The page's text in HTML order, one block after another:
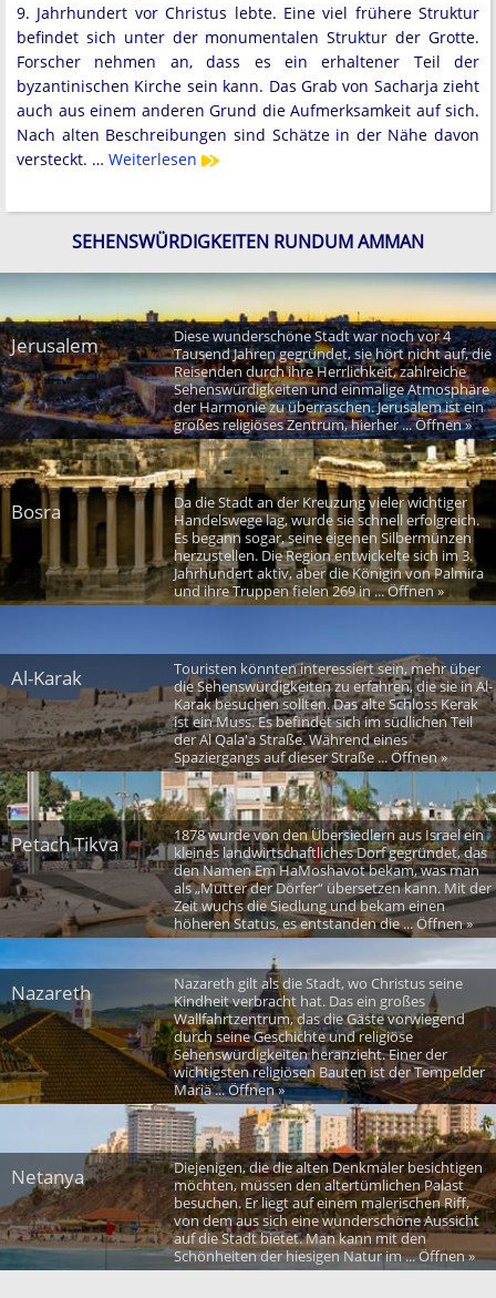
9. Jahrhundert vor Christus lebte. Eine viel frühere Struktur
befindet sich unter der monumentalen Struktur der Grotte.
Forscher nehmen an, dass es ein erhaltener Teil der
byzantinischen Kirche sein kann. Das Grab von Sacharja zieht
auch aus einem anderen Grund die Aufmerksamkeit auf sich.
Nach alten Beschreibungen sind Schätze in der Nähe davon
versteckt. … Weiterlesen
SEHENSWÜRDIGKEITEN RUNDUM AMMAN
Jerusalem
Diese wunderschöne Stadt war noch vor 4
Tausend Jahren gegründet, sie hört nicht auf, die
Reisenden durch ihre Herrlichkeit, zahlreiche
Sehenswürdigkeiten und einmalige Atmosphäre
der Harmonie zu überraschen. Jerusalem ist ein
großes religiöses Zentrum, hierher ... Öffnen »
Bosra
Da die Stadt an der Kreuzung vieler wichtiger
Handelswege lag, wurde sie schnell erfolgreich.
Es begann sogar, seine eigenen Silbermünzen
herzustellen. Die Region entwickelte sich im 3.
Jahrhundert aktiv, aber die Königin von Palmira
und ihre Truppen fielen 269 in ... Öffnen »
Al-Karak
Touristen könnten interessiert sein, mehr über
die Sehenswürdigkeiten zu erfahren, die sie in Al-
Karak besuchen sollten. Das alte Schloss Kerak
ist ein Muss. Es befindet sich im südlichen Teil
der Al Qala'a Straße. Während eines
Spaziergangs auf dieser Straße ... Öffnen »
Petach Tikva
1878 wurde von den Übersiedlern aus Israel ein
kleines landwirtschaftliches Dorf gegründet, das
den Namen Em HaMoshavot bekam, was man
als „Mutter der Dörfer“ übersetzen kann. Mit der
Zeit wuchs die Siedlung und bekam einen
höheren Status, es entstanden die ... Öffnen »
Nazareth
Nazareth gilt als die Stadt, wo Christus seine
Kindheit verbracht hat. Das ein großes
Wallfahrtzentrum, das die Gäste vorwiegend
durch seine Geschichte und religiöse
Sehenswürdigkeiten heranzieht. Einer der
wichtigsten religiösen Bauten ist der Tempelder
Mariä ... Öffnen »
Netanya
Diejenigen, die die alten Denkmäler besichtigen
möchten, müssen den altertümlichen Palast
besuchen. Er liegt auf einem malerischen Riff,
von dem aus sich eine wunderschöne Aussicht
auf die Stadt bietet. Man kann mit den
Schönheiten der hiesigen Natur im ... Öffnen »